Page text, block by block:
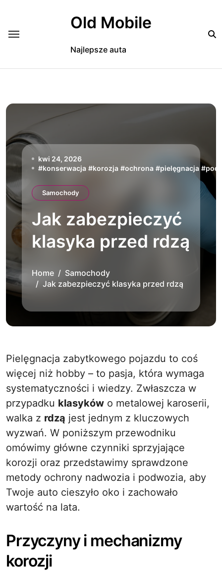
Old Mobile
Najlepsze auta
kwi 24, 2026
#konserwacja #korozja #ochrona #pielęgnacja #
Samochody
Jak zabezpieczyć
klasyka przed rdzą
Home
Samochody
Jak zabezpieczyć klasyka przed rdzą
Pielęgnacja zabytkowego pojazdu to coś
więcej niż hobby – to pasja, która wymaga
systematyczności i wiedzy. Zwłaszcza w
przypadku klasyków o metalowej karoserii,
walka z rdzą jest jednym z kluczowych
wyzwań. W poniższym przewodniku
omówimy główne czynniki sprzyjające
korozji oraz przedstawimy sprawdzone
metody ochrony nadwozia i podwozia, aby
Twoje auto cieszyło oko i zachowało
wartość na lata.
Przyczyny i mechanizmy
korozji